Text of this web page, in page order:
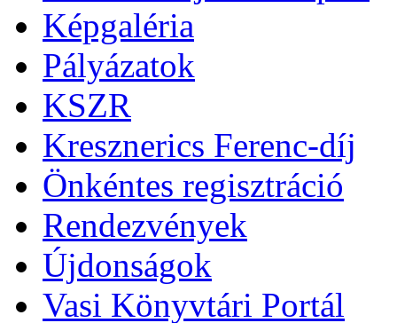
Képgaléria
Pályázatok
KSZR
Kresznerics Ferenc-díj
Önkéntes regisztráció
Rendezvények
Újdonságok
Vasi Könyvtári Portál